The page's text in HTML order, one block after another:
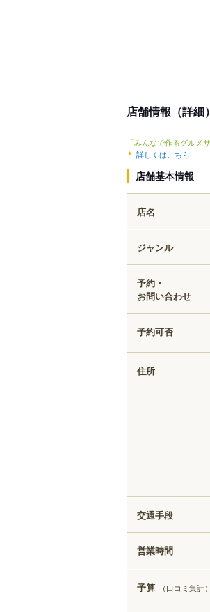
店舗情報（詳細）
「みんなで作るグルメ
詳しくはこちら
店舗基本情報
店名
ジャンル
予約・
お問い合わせ
予約可否
住所
交通手段
営業時間
予算 （口コミ集計）